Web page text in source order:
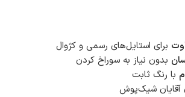
برای استایل‌های رسمی و کژوال
بدون نیاز به سوراخ کردن
با رنگ ثابت
آقایان شیک‌پوش